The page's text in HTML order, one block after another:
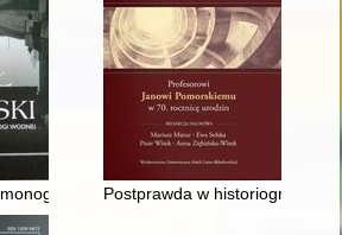
nieukończonej drogi wodnej
Postprawda w historiografii